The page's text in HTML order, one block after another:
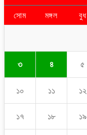
সোম মঙ্গল বুধ
৩ ৪ ৫
১০ ১১ ১২
১৭ ১৮ ১৯